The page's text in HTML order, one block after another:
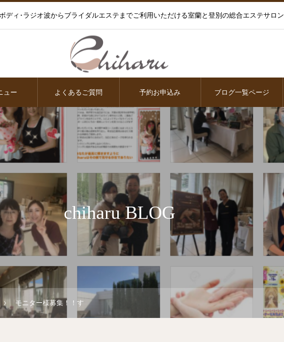
ディ･ラジオ波からブライダルエステまでご利用いただける室蘭と登別の総合エステサロン
ュー よくあるご質問 予約お申込み ブログ一覧ページ
chiharu BLOG
モニター様募集！！す